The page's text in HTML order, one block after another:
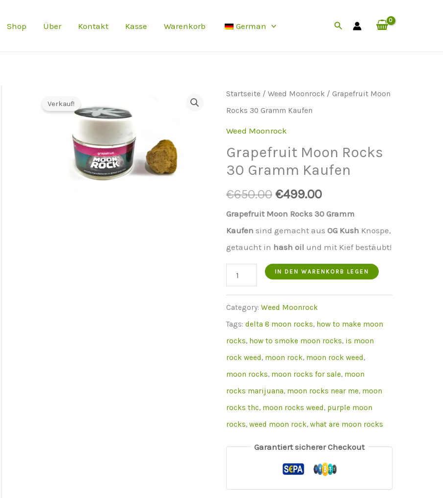
Shop Über Kontakt Kasse Warenkorb German Suche
Verkauf!
Startseite / Weed Moonrock/ Grapefruit Moon
Rocks 30 Gramm Kaufen
Weed Moonrock
Grapefruit Moon Rocks
30 Gramm Kaufen
€650.00 Der
ursprüngliche
Preis
war:
€650.00.
€499.00Der
aktuelle
Preis
ist:
€499.00.
Grapefruit Moon Rocks 30 Gramm
Kaufen sind gemacht aus OG Kush Knospe,
getaucht in hash oil und mit Kief bestäubt!
Grapefruit
Moon
Rocks
30
grams
menge
IN DEN WARENKORB LEGEN
Category: Weed Moonrock
Tags: delta 8 moon rocks, how to make moon
rocks, how to smoke moon rocks, is moon
rock weed, moon rock, moon rock weed,
moon rocks, moon rocks for sale, moon
rocks marijuana, moon rocks near me, moon
rocks thc, moon rocks weed, purple moon
rocks, weed moon rock, what are moon rocks
Garantiert sicherer Checkout
ist: 30